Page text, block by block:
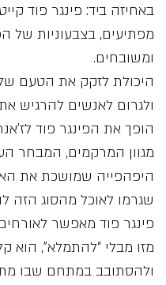
באחיזה ביד: פינגר פוד
מפתיעים, בצבעוניות של
ומשובחים.
היכולת לזקק את הטעם של
ולגרום לאנשים להרגיש
הופך את הפינגר פוד
מגוון המרקמים, המבחר
היפהפייה שמושכת את
שגרמו לאוכל מהסוג הזה
פינגר פוד מאפשר
מזו מבלי “להתמלא”, הוא
ולהסתובב במתחם שבו